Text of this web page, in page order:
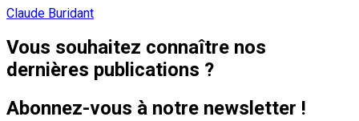
Claude Buridant
Vous souhaitez connaître nos
dernières publications ?
Abonnez-vous à notre newsletter !